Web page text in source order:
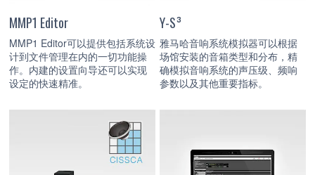
MMP1 Editor
MMP1 Editor可以提供包括系统设
计到文件管理在内的一切功能操
作。内建的设置向导还可以实现
设定的快速精准。
Y-S³
雅马哈音响系统模拟器可以根据
场馆安装的音箱类型和分布，精
确模拟音响系统的声压级、频响
参数以及其他重要指标。